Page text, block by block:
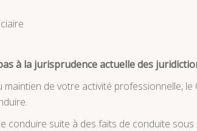
à la jurisprudence actuelle des
de votre activité professionnelle,
suite à des faits de conduite sous